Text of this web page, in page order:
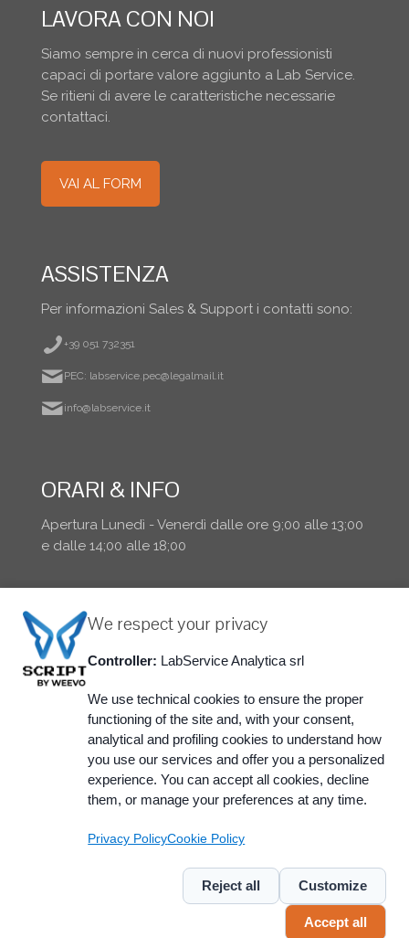
LAVORA CON NOI
Siamo sempre in cerca di nuovi professionisti
capaci di portare valore aggiunto a Lab Service.
Se ritieni di avere le caratteristiche necessarie
contattaci.
VAI AL FORM
ASSISTENZA
Per informazioni Sales & Support i contatti sono:
+39 051 732351
PEC: labservice.pec@legalmail.it
info@labservice.it
ORARI & INFO
Apertura Lunedì - Venerdì dalle ore 9;00 alle 13;00
e dalle 14;00 alle 18;00
@ 2015 LabService Analytica srl - via Emilia 51/c -
40011 Anzola Emilia (BO)
REA-BO: 290812 Trib. BO n° 39837
Organizzativo Aziendale| Politica della Qualità
Report di Sostenibilità 2024
We respect your privacy
Controller: LabService Analytica srl
We use technical cookies to ensure the proper
functioning of the site and, with your consent,
analytical and profiling cookies to understand how
you use our services and offer you a personalized
experience. You can accept all cookies, decline
them, or manage your preferences at any time.
Privacy PolicyCookie Policy
Reject all Customize
Accept all